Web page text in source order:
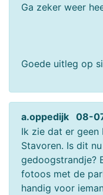
Ga zeker weer
Goede uitleg op
a.oppedijk 08-
Ik zie dat er
Stavoren. Is dit
gedoogstrandje?
fotoos met de
handig voor